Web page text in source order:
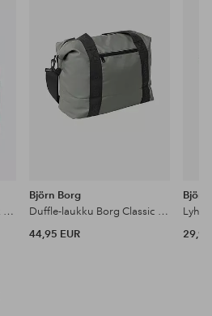
Pyöräilyshortsit Borg Sleek Shorts
Björn Borg
Duffle-laukku Borg Classic Sports Bag
44,95 EUR
Björn
29,95